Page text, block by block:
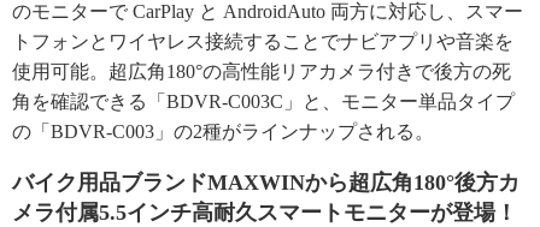
のモニターで CarPlay と AndroidAuto 両方に対応し、スマー
トフォンとワイヤレス接続することでナビアプリや音楽を
使用可能。超広角180°の高性能リアカメラ付きで後方の死
角を確認できる「BDVR-C003C」と、モニター単品タイプ
の「BDVR-C003」の2種がラインナップされる。
バイク用品ブランドMAXWINから超広角180°後方カ
メラ付属5.5インチ高耐久スマートモニターが登場！